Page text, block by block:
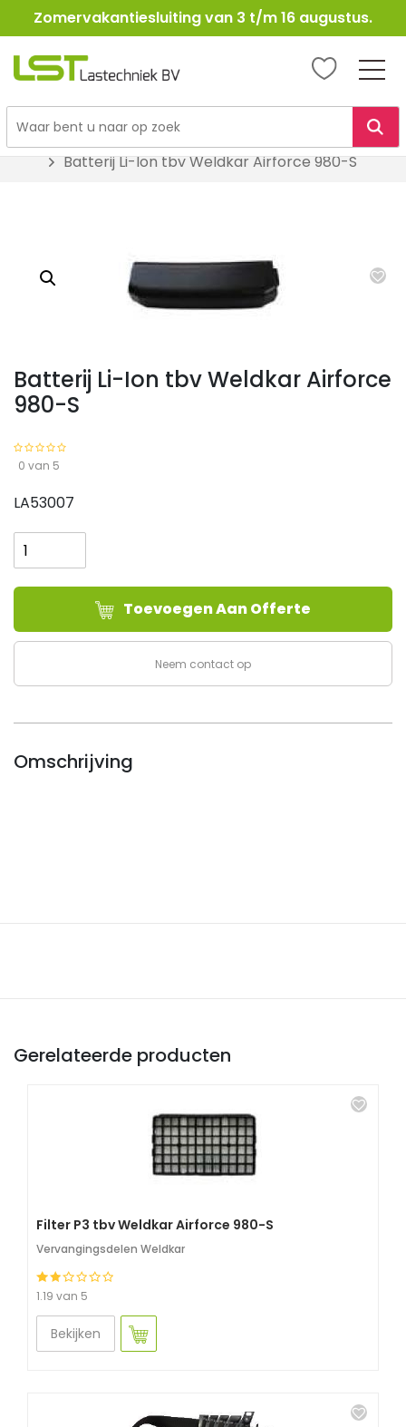
Ga
naar
Zomervakantiesluiting van 3 t/m 16 augustus.
LST
Lasbenodigheden Vervangingsdelen Weldkar
Batterij Li-Ion tbv Weldkar Airforce 980-S
Batterij Li-Ion tbv Weldkar Airforce
980-S
0 van 5
LA53007
Li-
Ion
tbv
Airforce
Toevoegen Aan Offerte
Neem contact op
Omschrijving
Gerelateerde producten
Filter P3 tbv Weldkar Airforce 980-S
Vervangingsdelen Weldkar
1.19 van 5
Bekijken